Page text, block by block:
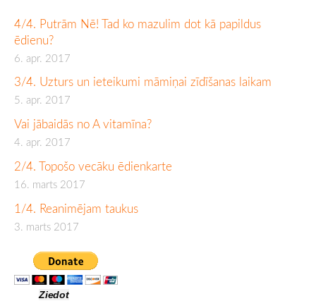
4/4. Putrām Nē! Tad ko mazulim dot kā papildus
ēdienu?
6. apr. 2017
3/4. Uzturs un ieteikumi māmiņai zīdīšanas laikam
5. apr. 2017
Vai jābaidās no A vitamīna?
4. apr. 2017
2/4. Topošo vecāku ēdienkarte
16. marts 2017
1/4. Reanimējam taukus
3. marts 2017
Ziedot